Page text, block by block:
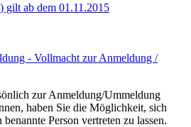
gilt ab dem 01.11.2015
- Vollmacht zur Anmeldung /
zur Anmeldung/Ummeldung
haben Sie die Möglichkeit, sich
Person vertreten zu lassen.